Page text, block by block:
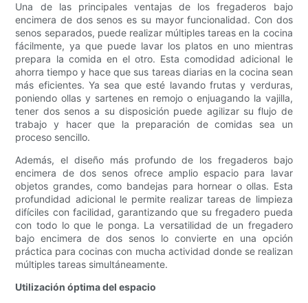
Una de las principales ventajas de los fregaderos bajo
encimera de dos senos es su mayor funcionalidad. Con dos
senos separados, puede realizar múltiples tareas en la cocina
fácilmente, ya que puede lavar los platos en uno mientras
prepara la comida en el otro. Esta comodidad adicional le
ahorra tiempo y hace que sus tareas diarias en la cocina sean
más eficientes. Ya sea que esté lavando frutas y verduras,
poniendo ollas y sartenes en remojo o enjuagando la vajilla,
tener dos senos a su disposición puede agilizar su flujo de
trabajo y hacer que la preparación de comidas sea un
proceso sencillo.
Además, el diseño más profundo de los fregaderos bajo
encimera de dos senos ofrece amplio espacio para lavar
objetos grandes, como bandejas para hornear o ollas. Esta
profundidad adicional le permite realizar tareas de limpieza
difíciles con facilidad, garantizando que su fregadero pueda
con todo lo que le ponga. La versatilidad de un fregadero
bajo encimera de dos senos lo convierte en una opción
práctica para cocinas con mucha actividad donde se realizan
múltiples tareas simultáneamente.
Utilización óptima del espacio